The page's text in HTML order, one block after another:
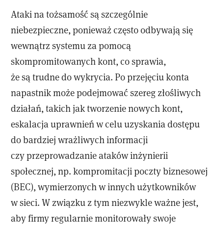
Ataki na tożsamość są szczególnie
niebezpieczne, ponieważ często odbywają się
wewnątrz systemu za pomocą
skompromitowanych kont, co sprawia,
że są trudne do wykrycia. Po przejęciu konta
napastnik może podejmować szereg złośliwych
działań, takich jak tworzenie nowych kont,
eskalacja uprawnień w celu uzyskania dostępu
do bardziej wrażliwych informacji
czy przeprowadzanie ataków inżynierii
społecznej, np. kompromitacji poczty biznesowej
(BEC), wymierzonych w innych użytkowników
w sieci. W związku z tym niezwykle ważne jest,
aby firmy regularnie monitorowały swoje